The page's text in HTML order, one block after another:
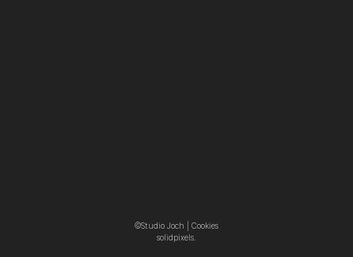
©Studio Joch | Cookies
solidpixels.